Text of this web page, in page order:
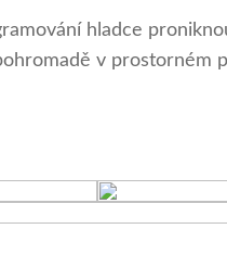
hladce
v prostorném